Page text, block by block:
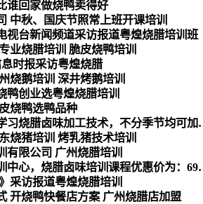
谁回家做烧鸭卖得好
中秋、国庆节照常上班开课培训
视台新闻频道采访报道粤煌烧腊培训班
业烧腊培训 脆皮烧鸭培训
时报采访粤煌烧腊
烧鹅培训 深井烤鹅培训
鸭创业选粤煌烧腊培训
烧鸭选鸭品种
烧腊历史悠久，学习
烧猪培训 烤乳猪技术培训
有限公司 广州烧腊培训
广州粤煌烧腊培训中心，烧腊卤味培训课程优惠价为：6980元
采访报道粤煌烧腊培训
开烧鸭快餐店方案 广州烧腊店加盟